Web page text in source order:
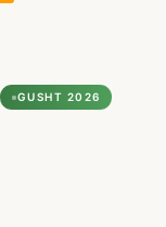
GUSHT 2026